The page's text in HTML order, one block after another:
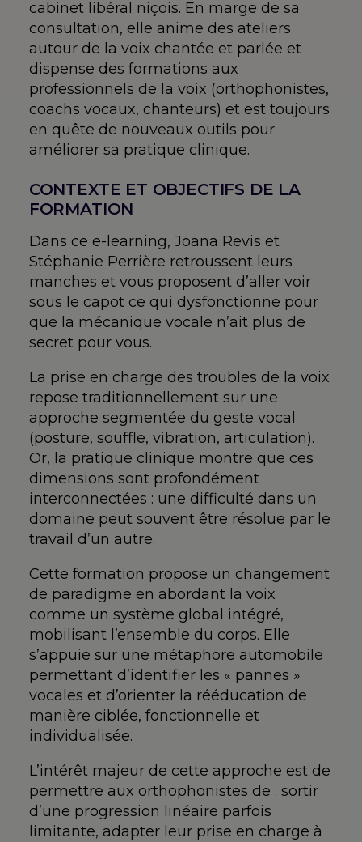
cabinet libéral niçois. En marge de sa
consultation, elle anime des ateliers
autour de la voix chantée et parlée et
dispense des formations aux
professionnels de la voix (orthophonistes,
coachs vocaux, chanteurs) et est toujours
en quête de nouveaux outils pour
améliorer sa pratique clinique.
CONTEXTE ET OBJECTIFS DE LA
FORMATION
Dans ce e-learning, Joana Revis et
Stéphanie Perrière retroussent leurs
manches et vous proposent d’aller voir
sous le capot ce qui dysfonctionne pour
que la mécanique vocale n’ait plus de
secret pour vous.
La prise en charge des troubles de la voix
repose traditionnellement sur une
approche segmentée du geste vocal
(posture, souffle, vibration, articulation).
Or, la pratique clinique montre que ces
dimensions sont profondément
interconnectées : une difficulté dans un
domaine peut souvent être résolue par le
travail d’un autre.
Cette formation propose un changement
de paradigme en abordant la voix
comme un système global intégré,
mobilisant l’ensemble du corps. Elle
s’appuie sur une métaphore automobile
permettant d’identifier les « pannes »
vocales et d’orienter la rééducation de
manière ciblée, fonctionnelle et
individualisée.
L’intérêt majeur de cette approche est de
permettre aux orthophonistes de : sortir
d’une progression linéaire parfois
limitante, adapter leur prise en charge à